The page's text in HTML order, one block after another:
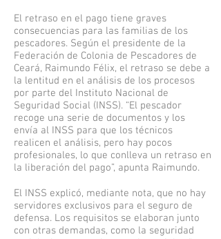
El retraso en el pago tiene graves
consecuencias para las familias de los
pescadores. Según el presidente de la
Federación de Colonia de Pescadores de
Ceará, Raimundo Félix, el retraso se debe a
la lentitud en el análisis de los procesos
por parte del Instituto Nacional de
Seguridad Social (INSS). “El pescador
recoge una serie de documentos y los
envía al INSS para que los técnicos
realicen el análisis, pero hay pocos
profesionales, lo que conlleva un retraso en
la liberación del pago”, apunta Raimundo.
El INSS explicó, mediante nota, que no hay
servidores exclusivos para el seguro de
defensa. Los requisitos se elaboran junto
con otras demandas, como la seguridad